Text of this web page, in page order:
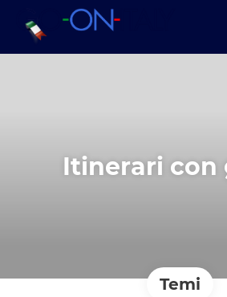
Itinerari con
Temi